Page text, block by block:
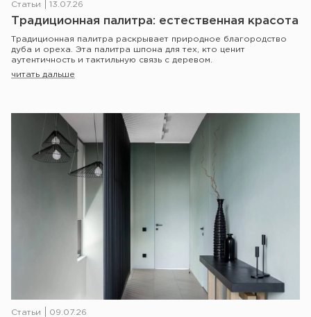
Статьи 13.07.26
Традиционная палитра: естественная красота
Традиционная палитра раскрывает природное благородство
дуба и ореха. Эта палитра шпона для тех, кто ценит
аутентичность и тактильную связь с деревом.
читать дальше
Статьи 09.07.26